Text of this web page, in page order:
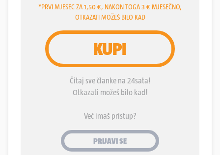
da čitati tamo neki ishlapjeli kanon. A u cijelom
kaosu koji proživljavamo posljednjih nekoliko
godina, i to čitanje je, moglo bi se reći, postalo
precijenjeno. Pa tko će čitati uz sav dnevni posao,
psihozu zbog strašnih vijesti koje postaju sve
strašnije, da ne govorimo o vremenu koje nam
oduzimaju oceani sadržaja na raznim platformama.